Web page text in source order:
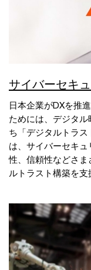
サイバーセキ
日本企業がDXを推
ためには、デジタ
ち「デジタルトラ
は、サイバーセキ
性、信頼性などさ
ルトラスト構築を支